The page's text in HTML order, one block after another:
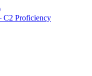
C2 Proficiency